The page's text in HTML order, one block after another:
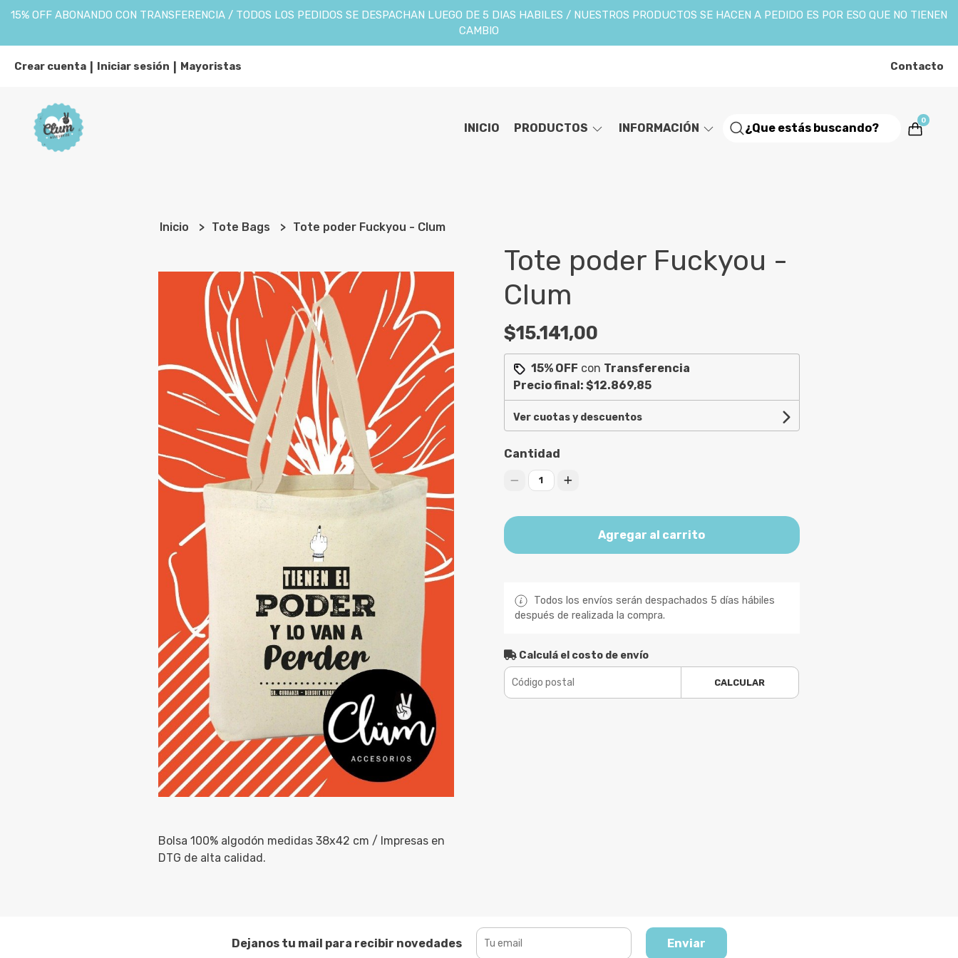
15% OFF ABONANDO CON TRANSFERENCIA / TODOS LOS PEDIDOS SE DESPACHAN LUEGO DE 5 DIAS HABILES / NUESTROS PRODUCTOS SE HACEN A PEDIDO ES POR ESO QUE NO TIENEN
CAMBIO
Crear cuenta Iniciar sesión Mayoristas Contacto
INICIO PRODUCTOS INFORMACIÓN
0
Inicio Tote Bags Tote poder Fuckyou - Clum
Bolsa 100% algodón medidas 38x42 cm / Impresas en
DTG de alta calidad.
Tote poder Fuckyou -
Clum
$15.141,00
15% OFF con Transferencia
Precio final: $12.869,85
Ver cuotas y descuentos
Cantidad
1
Agregar al carrito
Todos los envíos serán despachados 5 días hábiles
después de realizada la compra.
Calculá el costo de envío
CALCULAR
Dejanos tu mail para recibir novedades Enviar